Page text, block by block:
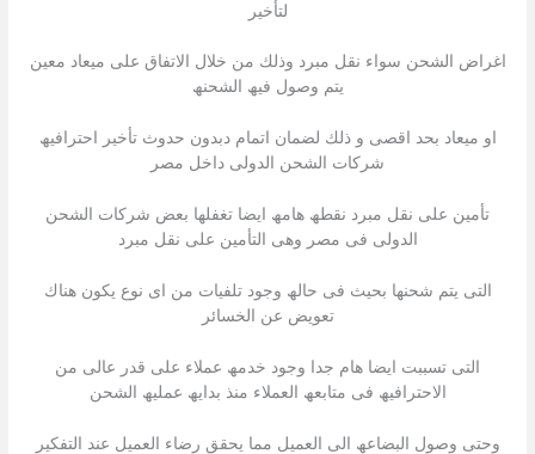
لتأخیر
اغراض الشحن سواء نقل مبرد وذلك من خلال الاتفاق على میعاد معین
یتم وصول فیھ الشحنھ
او میعاد بحد اقصى و ذلك لضمان اتمام دبدون حدوث تأخیر احترافیھ
شركات الشحن الدولى داخل مصر
تأمین على نقل مبرد نقطھ ھامھ ایضا تغفلھا بعض شركات الشحن
الدولى فى مصر وھى التأمین على نقل مبرد
التى یتم شحنھا بحیث فى حالھ وجود تلفیات من اى نوع یكون ھناك
تعویض عن الخسائر
التى تسببت ایضا ھام جدا وجود خدمھ عملاء على قدر عالى من
الاحترافیھ فى متابعھ العملاء منذ بدایھ عملیھ الشحن
وحتى وصول البضاعھ الى العمیل مما یحقق رضاء العمیل عند التفكیر